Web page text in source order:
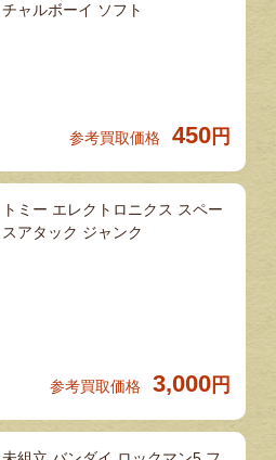
チャルボーイ ソフト
参考買取価格 450 円
トミー エレクトロニクス スペー
スアタック ジャンク
参考買取価格 3,000 円